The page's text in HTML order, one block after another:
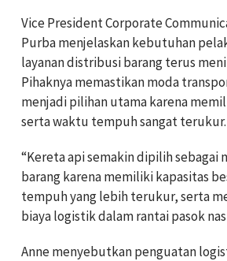
Vice President Corporate
Purba menjelaskan kebutuhan
layanan distribusi barang terus
Pihaknya memastikan moda
menjadi pilihan utama karena
serta waktu tempuh sangat terukur.
“Kereta api semakin dipilih sebagai
barang karena memiliki kapasitas
tempuh yang lebih terukur, serta
biaya logistik dalam rantai pasok
Anne menyebutkan penguatan